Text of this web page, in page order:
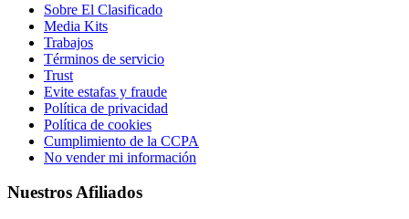
Sobre El Clasificado
Media Kits
Trabajos
Términos de servicio
Trust
Evite estafas y fraude
Política de privacidad
Política de cookies
Cumplimiento de la CCPA
No vender mi información
Nuestros Afiliados